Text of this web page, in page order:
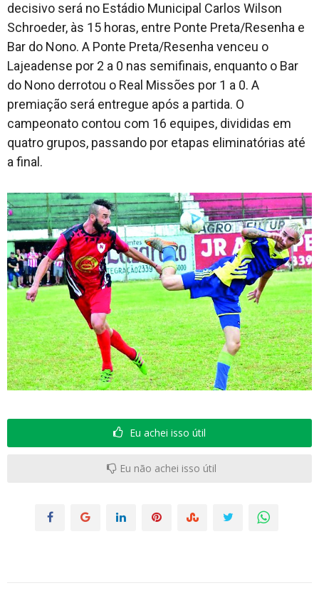
Cidade
Meio Ambiente
Cotidiano
decisivo será no Estádio Municipal Carlos Wilson
Schroeder, às 15 horas, entre Ponte Preta/Resenha e
Bar do Nono. A Ponte Preta/Resenha venceu o
Lajeadense por 2 a 0 nas semifinais, enquanto o Bar
do Nono derrotou o Real Missões por 1 a 0. A
premiação será entregue após a partida. O
campeonato contou com 16 equipes, divididas em
quatro grupos, passando por etapas eliminatórias até
a final.
Eu achei isso útil
Eu não achei isso útil